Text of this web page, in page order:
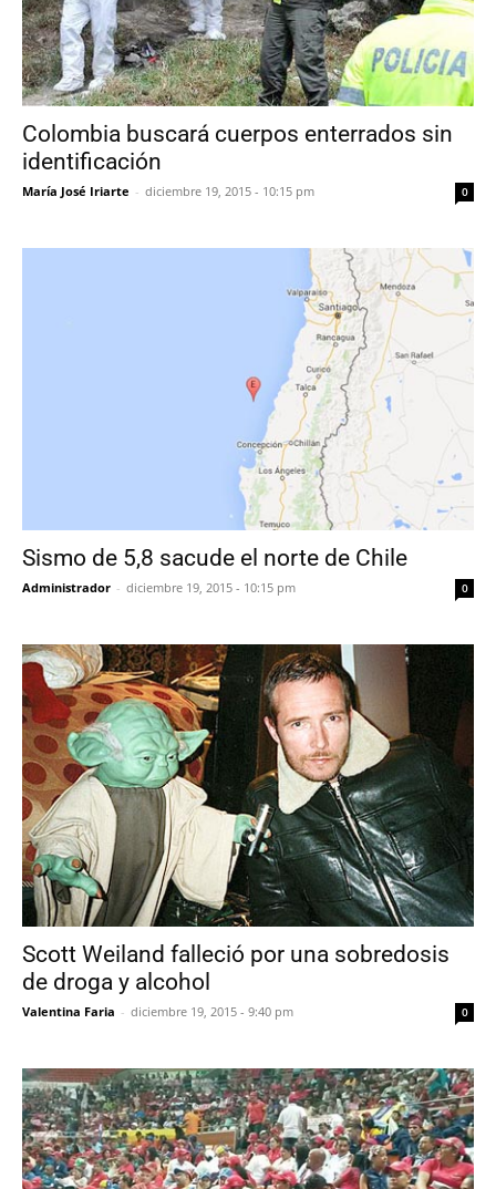
Colombia buscará cuerpos enterrados sin
identificación
María José Iriarte - diciembre 19, 2015 - 10:15 pm 0
Sismo de 5,8 sacude el norte de Chile
Administrador - diciembre 19, 2015 - 10:15 pm 0
Scott Weiland falleció por una sobredosis
de droga y alcohol
Valentina Faria - diciembre 19, 2015 - 9:40 pm 0